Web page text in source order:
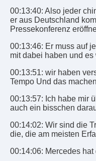
00:13:40: Also jeder
er aus Deutschland
Pressekonferenz
00:13:46: Er muss auf
mit dabei haben und es
00:13:51: wir haben
Tempo Und das
00:13:57: Ich habe mir
auch ein bisschen
00:14:02: Wir sind die
die, die am meisten
00:14:06: Mercedes